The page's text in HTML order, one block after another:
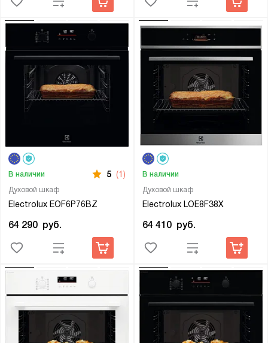
Духовой шкаф
Electrolux EOF6P76BZ
В наличии 5 (1)
64 290 руб.
Духовой шкаф
Electrolux LOE8F38X
В наличии
64 410 руб.